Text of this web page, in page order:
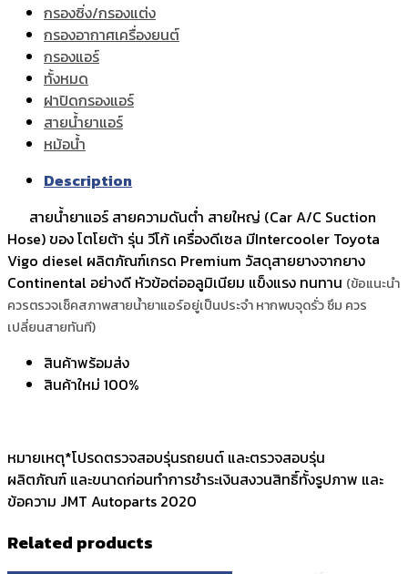
กรองซิ่ง/กรองแต่ง
กรองอากาศเครื่องยนต์
กรองแอร์
ทั้งหมด
ฝาปิดกรองแอร์
สายน้ำยาแอร์
หม้อน้ำ
Description
สายน้ำยาแอร์ สายความดันต่ำ สายใหญ่ (Car A/C Suction
Hose) ของ โตโยต้า รุ่น วีโก้ เครื่องดีเซล มีIntercooler Toyota
Vigo diesel ผลิตภัณฑ์เกรด Premium วัสดุสายยางจากยาง
Continental อย่างดี หัวข้อต่ออลูมิเนียม แข็งแรง ทนทาน (ข้อแนะนำ
ควรตรวจเช็คสภาพสายน้ำยาแอร์อยู่เป็นประจำ หากพบจุดรั่ว ซึม ควร
เปลี่ยนสายทันที)
สินค้าพร้อมส่ง
สินค้าใหม่ 100%
หมายเหตุ*โปรดตรวจสอบรุ่นรถยนต์ และตรวจสอบรุ่น
ผลิตภัณฑ์ และขนาดก่อนทำการชำระเงินสงวนสิทธิ์ทั้งรูปภาพ และ
ข้อความ JMT Autoparts 2020
Related products